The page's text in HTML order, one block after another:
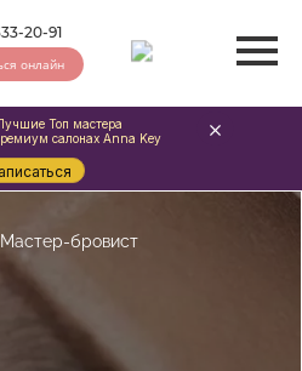
20-91
онлайн
Мастер-бровист
Топ мастера
салонах Anna Key